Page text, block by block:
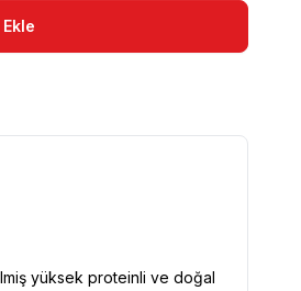
yüksek proteinli ve doğal